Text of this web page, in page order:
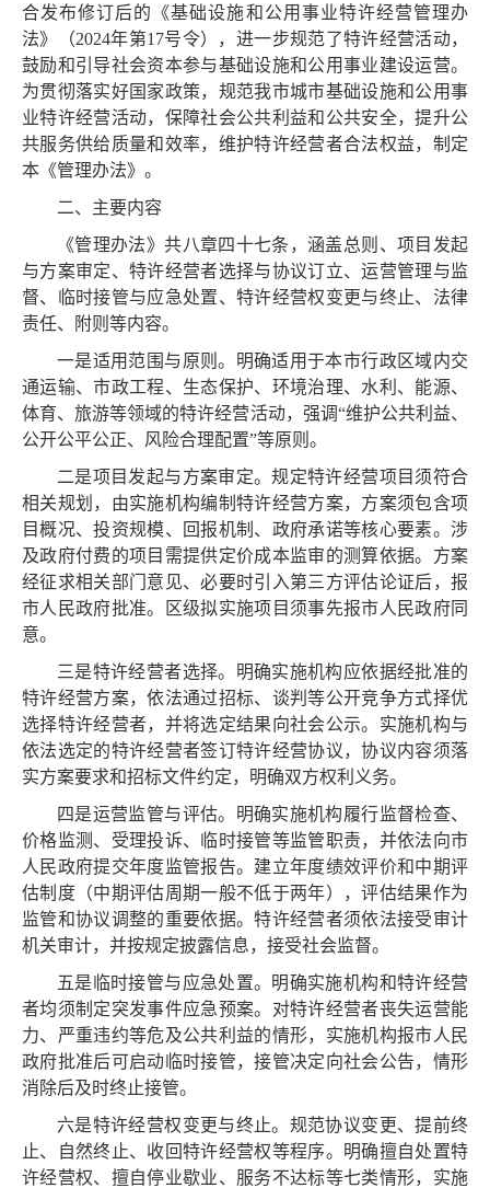
合发布修订后的《基础设施和公用事业特许经营管理办
法》（2024年第17号令），进一步规范了特许经营活动，
鼓励和引导社会资本参与基础设施和公用事业建设运营。
为贯彻落实好国家政策，规范我市城市基础设施和公用事
业特许经营活动，保障社会公共利益和公共安全，提升公
共服务供给质量和效率，维护特许经营者合法权益，制定
本《管理办法》。
二、主要内容
《管理办法》共八章四十七条，涵盖总则、项目发起
与方案审定、特许经营者选择与协议订立、运营管理与监
督、临时接管与应急处置、特许经营权变更与终止、法律
责任、附则等内容。
一是适用范围与原则。明确适用于本市行政区域内交
通运输、市政工程、生态保护、环境治理、水利、能源、
体育、旅游等领域的特许经营活动，强调“维护公共利益、
公开公平公正、风险合理配置”等原则。
二是项目发起与方案审定。规定特许经营项目须符合
相关规划，由实施机构编制特许经营方案，方案须包含项
目概况、投资规模、回报机制、政府承诺等核心要素。涉
及政府付费的项目需提供定价成本监审的测算依据。方案
经征求相关部门意见、必要时引入第三方评估论证后，报
市人民政府批准。区级拟实施项目须事先报市人民政府同
意。
三是特许经营者选择。明确实施机构应依据经批准的
特许经营方案，依法通过招标、谈判等公开竞争方式择优
选择特许经营者，并将选定结果向社会公示。实施机构与
依法选定的特许经营者签订特许经营协议，协议内容须落
实方案要求和招标文件约定，明确双方权利义务。
四是运营监管与评估。明确实施机构履行监督检查、
价格监测、受理投诉、临时接管等监管职责，并依法向市
人民政府提交年度监管报告。建立年度绩效评价和中期评
估制度（中期评估周期一般不低于两年），评估结果作为
监管和协议调整的重要依据。特许经营者须依法接受审计
机关审计，并按规定披露信息，接受社会监督。
五是临时接管与应急处置。明确实施机构和特许经营
者均须制定突发事件应急预案。对特许经营者丧失运营能
力、严重违约等危及公共利益的情形，实施机构报市人民
政府批准后可启动临时接管，接管决定向社会公告，情形
消除后及时终止接管。
六是特许经营权变更与终止。规范协议变更、提前终
止、自然终止、收回特许经营权等程序。明确擅自处置特
许经营权、擅自停业歇业、服务不达标等七类情形，实施